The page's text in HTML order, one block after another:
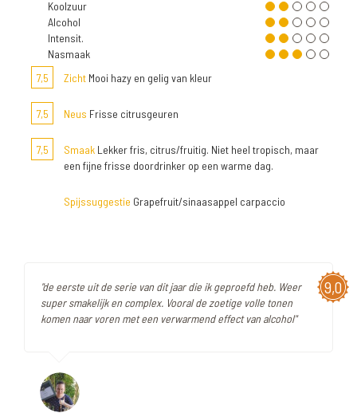
Koolzuur
Alcohol
Intensit.
Nasmaak
7,5
Zicht Mooi hazy en gelig van kleur
7,5 Neus Frisse citrusgeuren
7,5 Smaak Lekker fris, citrus/fruitig. Niet heel tropisch, maar
een fijne frisse doordrinker op een warme dag.
Spijssuggestie Grapefruit/sinaasappel carpaccio
9,0
"de eerste uit de serie van dit jaar die ik geproefd heb. Weer
super smakelijk en complex. Vooral de zoetige volle tonen
komen naar voren met een verwarmend effect van alcohol"